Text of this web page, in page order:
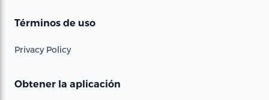
Términos de uso
Privacy Policy
Obtener la aplicación